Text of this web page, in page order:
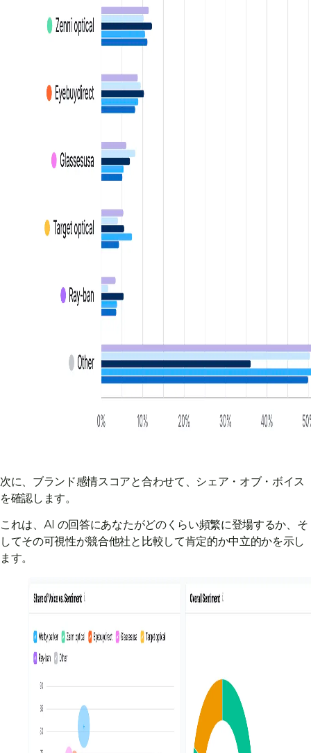
次に、ブランド感情スコアと合わせて、シェア・オブ・ボイス
を確認します。
これは、AI の回答にあなたがどのくらい頻繁に登場するか、そ
してその可視性が競合他社と比較して肯定的か中立的かを示し
ます。